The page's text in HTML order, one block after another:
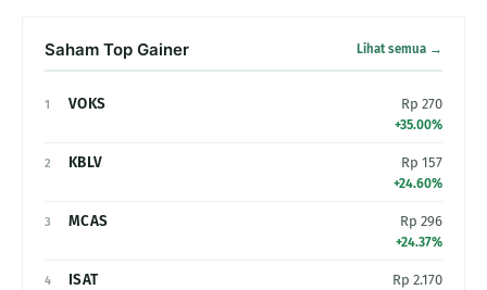
Saham Top Gainer Lihat semua →
1 VOKS Rp 270
+35.00%
2 KBLV Rp 157
+24.60%
3 MCAS Rp 296
+24.37%
4 ISAT Rp 2.170